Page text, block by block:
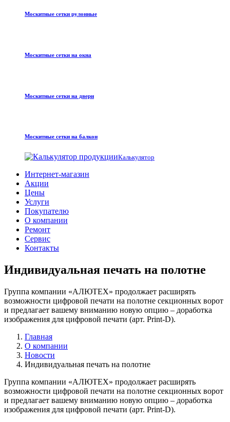
Москитные сетки рулонные
Москитные сетки на окна
Москитные сетки на двери
Москитные сетки на балкон
Калькулятор
Интернет-магазин
Акции
Цены
Услуги
Покупателю
О компании
Ремонт
Сервис
Контакты
Индивидуальная печать на полотне
Группа компании «АЛЮТЕХ» продолжает расширять
возможности цифровой печати на полотне секционных ворот
и предлагает вашему вниманию новую опцию – доработка
изображения для цифровой печати (арт. Print-D).
Главная
О компании
Новости
Индивидуальная печать на полотне
Группа компании «АЛЮТЕХ» продолжает расширять
возможности цифровой печати на полотне секционных ворот
и предлагает вашему вниманию новую опцию – доработка
изображения для цифровой печати (арт. Print-D).